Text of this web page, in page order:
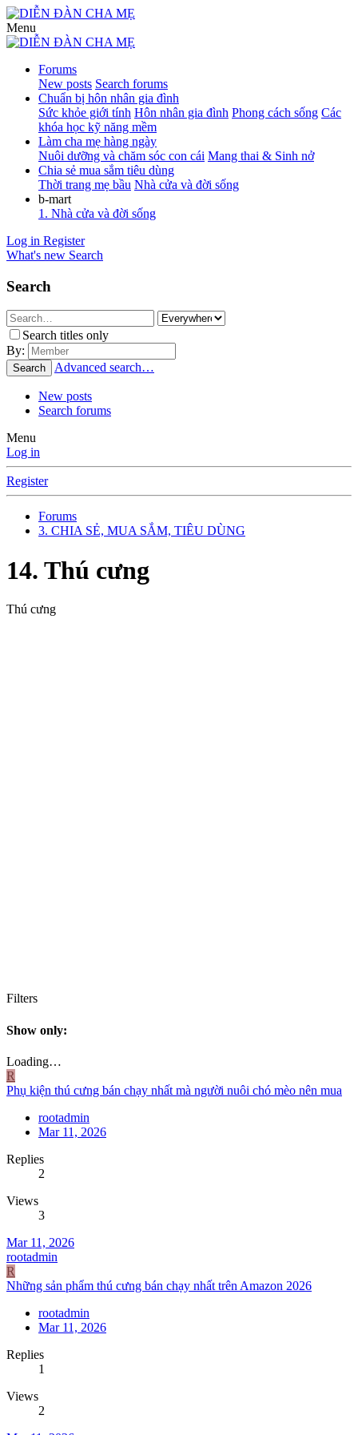
Menu
Forums
New posts Search forums
Chuẩn bị hôn nhân gia đình
Sức khỏe giới tính Hôn nhân gia đình Phong cách sống Các
khóa học kỹ năng mềm
Làm cha mẹ hàng ngày
Nuôi dưỡng và chăm sóc con cái Mang thai & Sinh nở
Chia sẻ mua sắm tiêu dùng
Thời trang mẹ bầu Nhà cửa và đời sống
b-mart
1. Nhà cửa và đời sống
Log in Register
What's new Search
Search
Search titles only
By:
Search Advanced search…
New posts
Search forums
Menu
Log in
Register
Forums
3. CHIA SẺ, MUA SẮM, TIÊU DÙNG
14. Thú cưng
Thú cưng
Filters
Show only:
Loading…
R
Phụ kiện thú cưng bán chạy nhất mà người nuôi chó mèo nên mua
rootadmin
Mar 11, 2026
Replies
2
Views
3
Mar 11, 2026
rootadmin
R
Những sản phẩm thú cưng bán chạy nhất trên Amazon 2026
rootadmin
Mar 11, 2026
Replies
1
Views
2